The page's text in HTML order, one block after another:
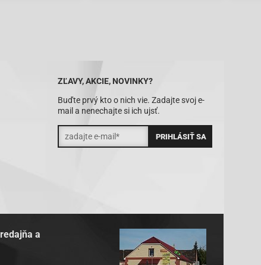
ZĽAVY, AKCIE, NOVINKY?
Buďte prvý kto o nich vie. Zadajte svoj e-
mail a nenechajte si ich ujsť.
a